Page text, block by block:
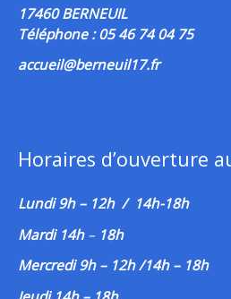
17460 BERNEUIL
Téléphone : 05 46 74 04 75
accueil@berneuil17.fr
Horaires d’ouverture
Lundi 9h – 12h / 14h-18h
Mardi 14h– 18h
Mercredi 9h – 12h /14h – 18h